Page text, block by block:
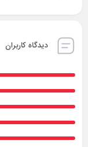
دیدگاه کاربران